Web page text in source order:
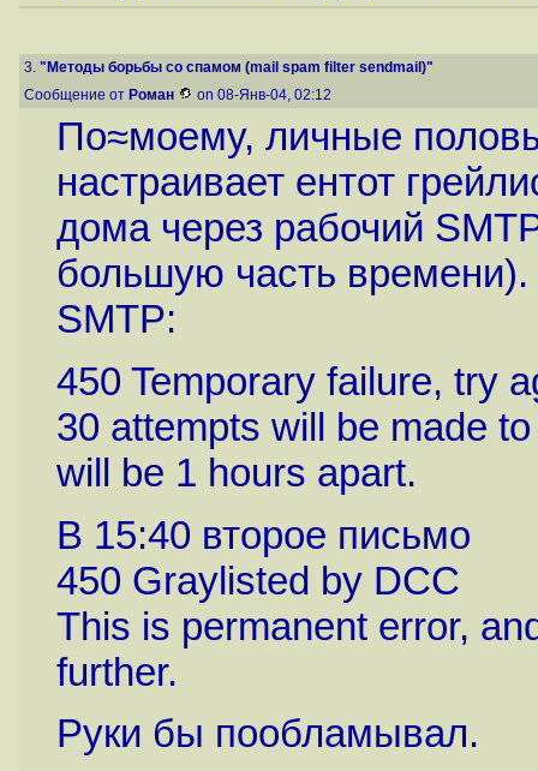
3. "Методы борьбы со спамом (mail spam filter sendmail)"
Сообщение от Роман on 08-Янв-04, 02:12
По≈моему, личные
настраивает ентот
дома через рабочий
большую часть
SMTP:
450 Temporary failure, try
30 attempts will be made
will be 1 hours apart.
В 15:40 второе письмо
450 Graylisted by DCC
This is permanent error,
further.
Руки бы пообламывал.